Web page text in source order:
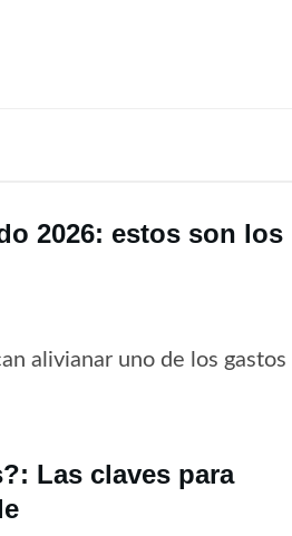
2026: estos son los
alivianar uno de los gastos
Las claves para